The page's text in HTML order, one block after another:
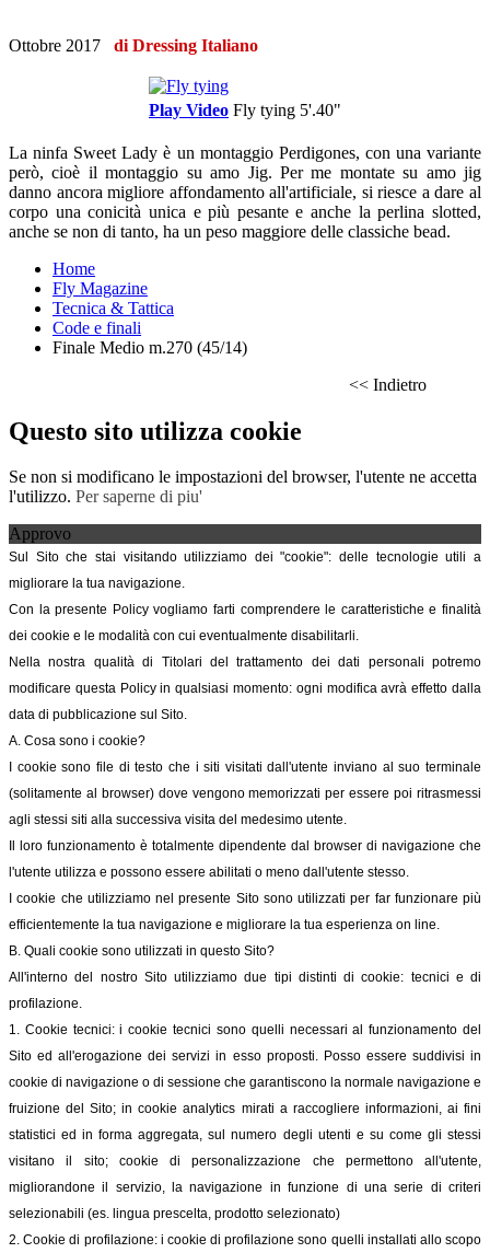
Ottobre 2017 di Dressing Italiano
Play Video Fly tying 5'.40"
La ninfa Sweet Lady è un montaggio Perdigones, con una variante
però, cioè il montaggio su amo Jig. Per me montate su amo jig
danno ancora migliore affondamento all'artificiale, si riesce a dare al
corpo una conicità unica e più pesante e anche la perlina slotted,
anche se non di tanto, ha un peso maggiore delle classiche bead.
Home
Fly Magazine
Tecnica & Tattica
Code e finali
Finale Medio m.270 (45/14)
<< Indietro
Questo sito utilizza cookie
Se non si modificano le impostazioni del browser, l'utente ne accetta
l'utilizzo. Per saperne di piu'
Approvo
Sul Sito che stai visitando utilizziamo dei "cookie": delle tecnologie utili a
migliorare la tua navigazione.
Con la presente Policy vogliamo farti comprendere le caratteristiche e finalità
dei cookie e le modalità con cui eventualmente disabilitarli.
Nella nostra qualità di Titolari del trattamento dei dati personali potremo
modificare questa Policy in qualsiasi momento: ogni modifica avrà effetto dalla
data di pubblicazione sul Sito.
A. Cosa sono i cookie?
I cookie sono file di testo che i siti visitati dall'utente inviano al suo terminale
(solitamente al browser) dove vengono memorizzati per essere poi ritrasmessi
agli stessi siti alla successiva visita del medesimo utente.
Il loro funzionamento è totalmente dipendente dal browser di navigazione che
l'utente utilizza e possono essere abilitati o meno dall'utente stesso.
I cookie che utilizziamo nel presente Sito sono utilizzati per far funzionare più
efficientemente la tua navigazione e migliorare la tua esperienza on line.
B. Quali cookie sono utilizzati in questo Sito?
All'interno del nostro Sito utilizziamo due tipi distinti di cookie: tecnici e di
profilazione.
1. Cookie tecnici: i cookie tecnici sono quelli necessari al funzionamento del
Sito ed all'erogazione dei servizi in esso proposti. Posso essere suddivisi in
cookie di navigazione o di sessione che garantiscono la normale navigazione e
fruizione del Sito; in cookie analytics mirati a raccogliere informazioni, ai fini
statistici ed in forma aggregata, sul numero degli utenti e su come gli stessi
visitano il sito; cookie di personalizzazione che permettono all'utente,
migliorandone il servizio, la navigazione in funzione di una serie di criteri
selezionabili (es. lingua prescelta, prodotto selezionato)
2. Cookie di profilazione: i cookie di profilazione sono quelli installati allo scopo